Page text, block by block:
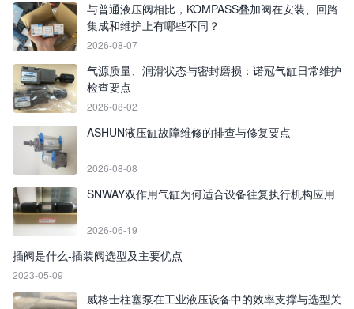
与普通液压阀相比，KOMPASS叠加阀在安装、回路
集成和维护上有哪些不同？
2026-08-07
气源质量、润滑状态与密封磨损：诺冠气缸日常维护
检查要点
2026-08-02
ASHUN液压缸故障维修的排查与修复要点
2026-08-08
SNWAY双作用气缸为何适合设备往复执行机构应用
2026-06-19
插阀是什么-插装阀选型及主要优点
2023-05-09
威格士柱塞泵在工业液压设备中的效率支撑与选型关